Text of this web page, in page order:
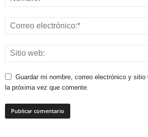
Guardar mi nombre, correo electrónico y sitio
la próxima vez que comente.